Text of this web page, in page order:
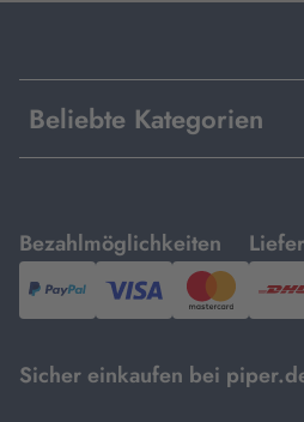
Beliebte Kategorien
Bezahlmöglichkeiten
mit
PayPal,Visa
und
mit
Sicher einkaufen bei